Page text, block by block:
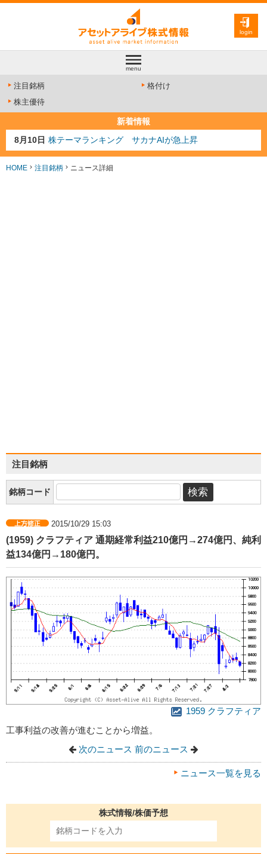
login
menu
注目銘柄
格付け
株主優待
新着情報
8月10日 株テーマランキング サカナAIが急上昇
8月9日 資源注目株 8月9日更新
8月4日 AI注目株 8月4日更新
HOME 注目銘柄 ニュース詳細
注目銘柄
銘柄コード
2015/10/29 15:03
(1959) クラフティア 通期経常利益210億円→274億円、純利
益134億円→180億円。
1959 クラフティア
工事利益の改善が進むことから増益。
次のニュース 前のニュース
ニュース一覧を見る
株式情報/株価予想